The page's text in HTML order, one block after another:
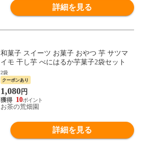
詳細を見る
和菓子 スイーツ お菓子 おやつ 芋 サツマ
イモ 干し芋 べにはるか芋菓子2袋セット
2袋
クーポンあり
1,080円
10
お茶の荒畑園
詳細を見る